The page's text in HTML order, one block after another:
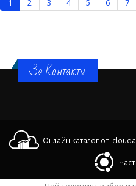
1 2 3 4 5 6 7
За Контакти
Онлайн каталог от